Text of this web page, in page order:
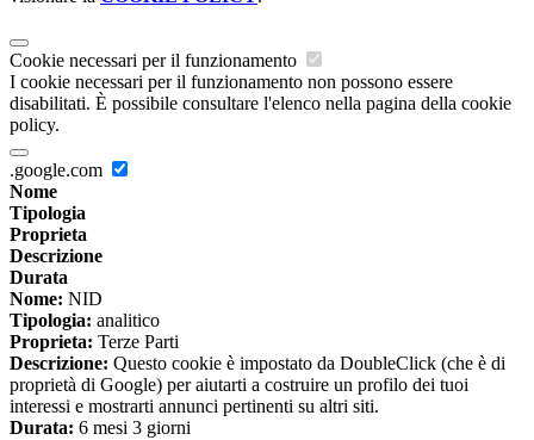
Cookie necessari per il funzionamento
I cookie necessari per il funzionamento non possono essere
disabilitati. È possibile consultare l'elenco nella pagina della cookie
policy.
.google.com
Nome
Tipologia
Proprieta
Descrizione
Durata
Nome: NID
Tipologia: analitico
Proprieta: Terze Parti
Descrizione: Questo cookie è impostato da DoubleClick (che è di
proprietà di Google) per aiutarti a costruire un profilo dei tuoi
interessi e mostrarti annunci pertinenti su altri siti.
Durata: 6 mesi 3 giorni